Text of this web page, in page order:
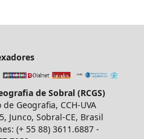
de Sobral (RCGS)
Geografia, CCH-UVA
Junco, Sobral-CE, Brasil
(+ 55 88) 3611.6887 -